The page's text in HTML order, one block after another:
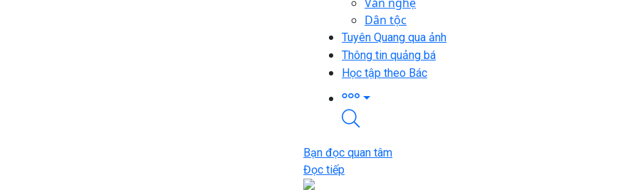
Dân tộc
Tuyên Quang qua ảnh
Thông tin quảng bá
Học tập theo Bác
Bạn đọc quan tâm
Đọc tiếp